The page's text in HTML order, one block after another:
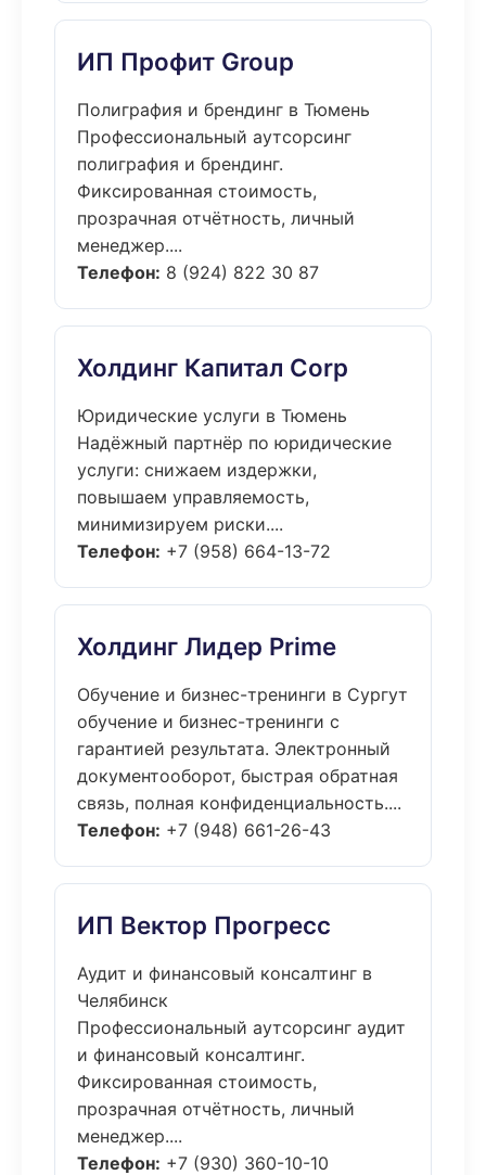
ИП Профит Group
Полиграфия и брендинг в Тюмень
Профессиональный аутсорсинг
полиграфия и брендинг.
Фиксированная стоимость,
прозрачная отчётность, личный
менеджер....
Телефон: 8 (924) 822 30 87
Холдинг Капитал Corp
Юридические услуги в Тюмень
Надёжный партнёр по юридические
услуги: снижаем издержки,
повышаем управляемость,
минимизируем риски....
Телефон: +7 (958) 664-13-72
Холдинг Лидер Prime
Обучение и бизнес-тренинги в Сургут
обучение и бизнес-тренинги с
гарантией результата. Электронный
документооборот, быстрая обратная
связь, полная конфиденциальность....
Телефон: +7 (948) 661-26-43
ИП Вектор Прогресс
Аудит и финансовый консалтинг в
Челябинск
Профессиональный аутсорсинг аудит
и финансовый консалтинг.
Фиксированная стоимость,
прозрачная отчётность, личный
менеджер....
Телефон: +7 (930) 360-10-10